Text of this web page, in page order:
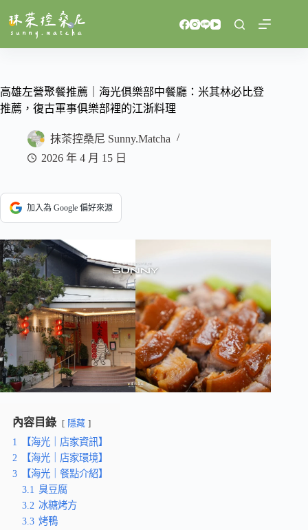
至
容
高雄左營聚餐推薦｜海光俱樂部中餐廳：米其林必比登
推薦，復古軍事俱樂部裡的江浙料理
抹茶控桑尼 Sunny.Matcha
2026 年 4 月 15 日
加入為 Google 偏好來源
內容目錄 隱藏
1
【海光｜店家資訊】
2
【海光｜店家環境】
3
【海光｜餐點介紹】
3.1 臭豆腐
3.2 冰糖烤方
3.3 烤鴨